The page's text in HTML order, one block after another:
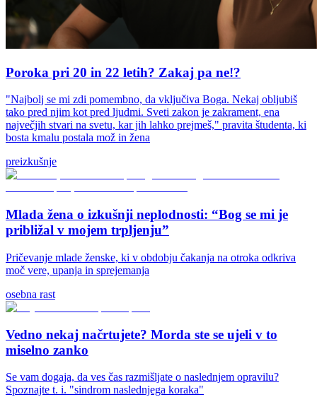
Poroka pri 20 in 22 letih? Zakaj pa ne!?
"Najbolj se mi zdi pomembno, da vključiva Boga. Nekaj obljubiš
tako pred njim kot pred ljudmi. Sveti zakon je zakrament, ena
največjih stvari na svetu, kar jih lahko prejmeš," pravita študenta, ki
bosta kmalu postala mož in žena
preizkušnje
Mlada žena o izkušnji neplodnosti: “Bog se mi je
približal v mojem trpljenju”
Pričevanje mlade ženske, ki v obdobju čakanja na otroka odkriva
moč vere, upanja in sprejemanja
osebna rast
Vedno nekaj načrtujete? Morda ste se ujeli v to
miselno zanko
Se vam dogaja, da ves čas razmišljate o naslednjem opravilu?
Spoznajte t. i. "sindrom naslednjega koraka"